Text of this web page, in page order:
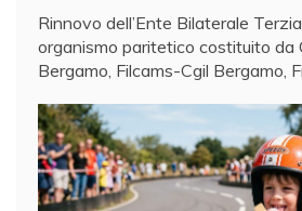
Rinnovo dell’Ente Bilaterale
organismo paritetico costituito da
Bergamo, Filcams-Cgil Bergamo,